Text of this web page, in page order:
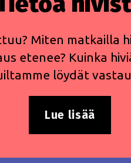
Miten matkailla
etenee? Kuinka
löydät
Lue lisää